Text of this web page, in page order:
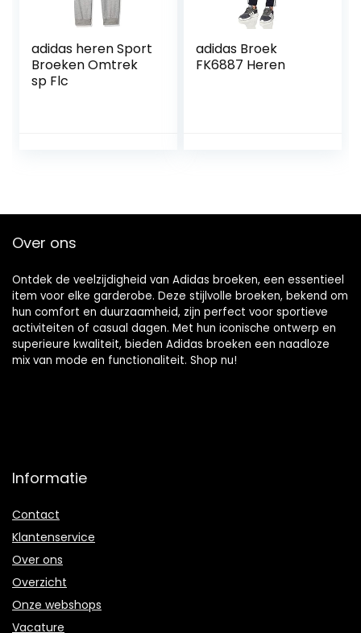
adidas heren Sport
Broeken Omtrek
sp Flc
adidas Broek
FK6887 Heren
Over ons
Ontdek de veelzijdigheid van Adidas broeken, een essentieel
item voor elke garderobe. Deze stijlvolle broeken, bekend om
hun comfort en duurzaamheid, zijn perfect voor sportieve
activiteiten of casual dagen. Met hun iconische ontwerp en
superieure kwaliteit, bieden Adidas broeken een naadloze
mix van mode en functionaliteit. Shop nu!
Informatie
Contact
Klantenservice
Over ons
Overzicht
Onze webshops
Vacature